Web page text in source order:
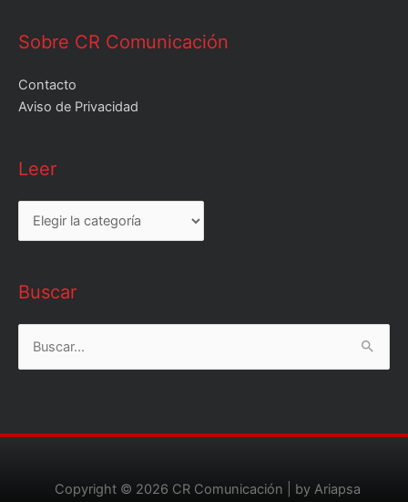
Sobre CR Comunicación
Contacto
Aviso de Privacidad
Leer
Leer
Buscar
Buscar
por:
Copyright © 2026 CR Comunicación | by Ariapsa